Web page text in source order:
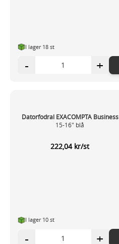
I lager 18 st
- +
Datorfodral EXACOMPTA Business
15-16" blå
222,04 kr/st
I lager 10 st
- +